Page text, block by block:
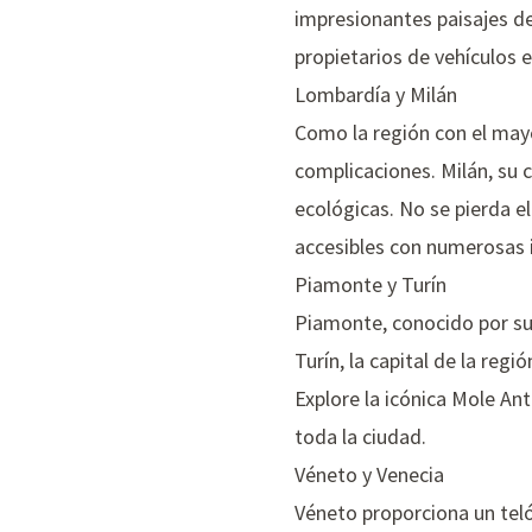
impresionantes paisajes
propietarios de vehículos
Lombardía y Milán
Como la región con el
complicaciones. Milán, su
ecológicas. No se pierda
accesibles con
Piamonte y Turín
Piamonte, conocido por
Turín, la capital de la
Explore la icónica Mole
toda la ciudad.
Véneto y Venecia
Véneto proporciona un